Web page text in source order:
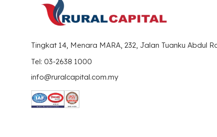
Tingkat 14, Menara MARA, 232, Jalan Tuanku Abdul
Tel: 03-2638 1000
info@ruralcapital.com.my